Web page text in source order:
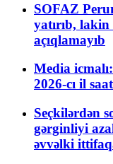
SOFAZ
yatırıb,
açıqlamayıb
Media
2026-cı il
Seçkilərdən
gərginliyi
əvvəlki